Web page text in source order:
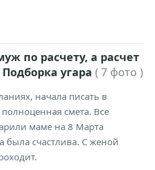
по расчету, а расчет
угара ( 7 фото )
начала писать в
смета. Все
маме на 8 Марта
была счастлива. С женой